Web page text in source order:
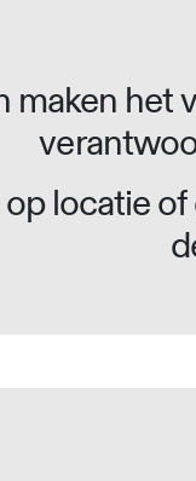
maken het
locatie